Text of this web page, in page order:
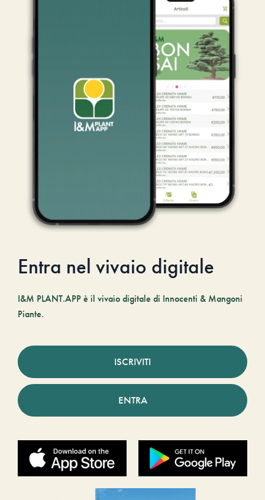
Entra nel vivaio digitale
I&M PLANT.APP è il vivaio digitale di Innocenti & Mangoni
Piante.
ISCRIVITI
ENTRA